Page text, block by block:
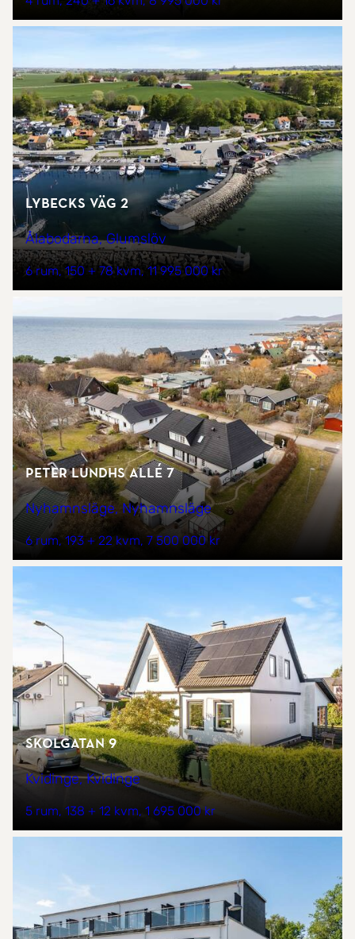
Lybecks väg 2
Ålabodarna, Glumslöv
6 rum 150 + 78 kvm 11 995 000 kr
Peter Lundhs allé 7
Nyhamnsläge, Nyhamnsläge
6 rum 193 + 22 kvm 7 500 000 kr
Skolgatan 9
Kvidinge, Kvidinge
5 rum 138 + 12 kvm 1 695 000 kr